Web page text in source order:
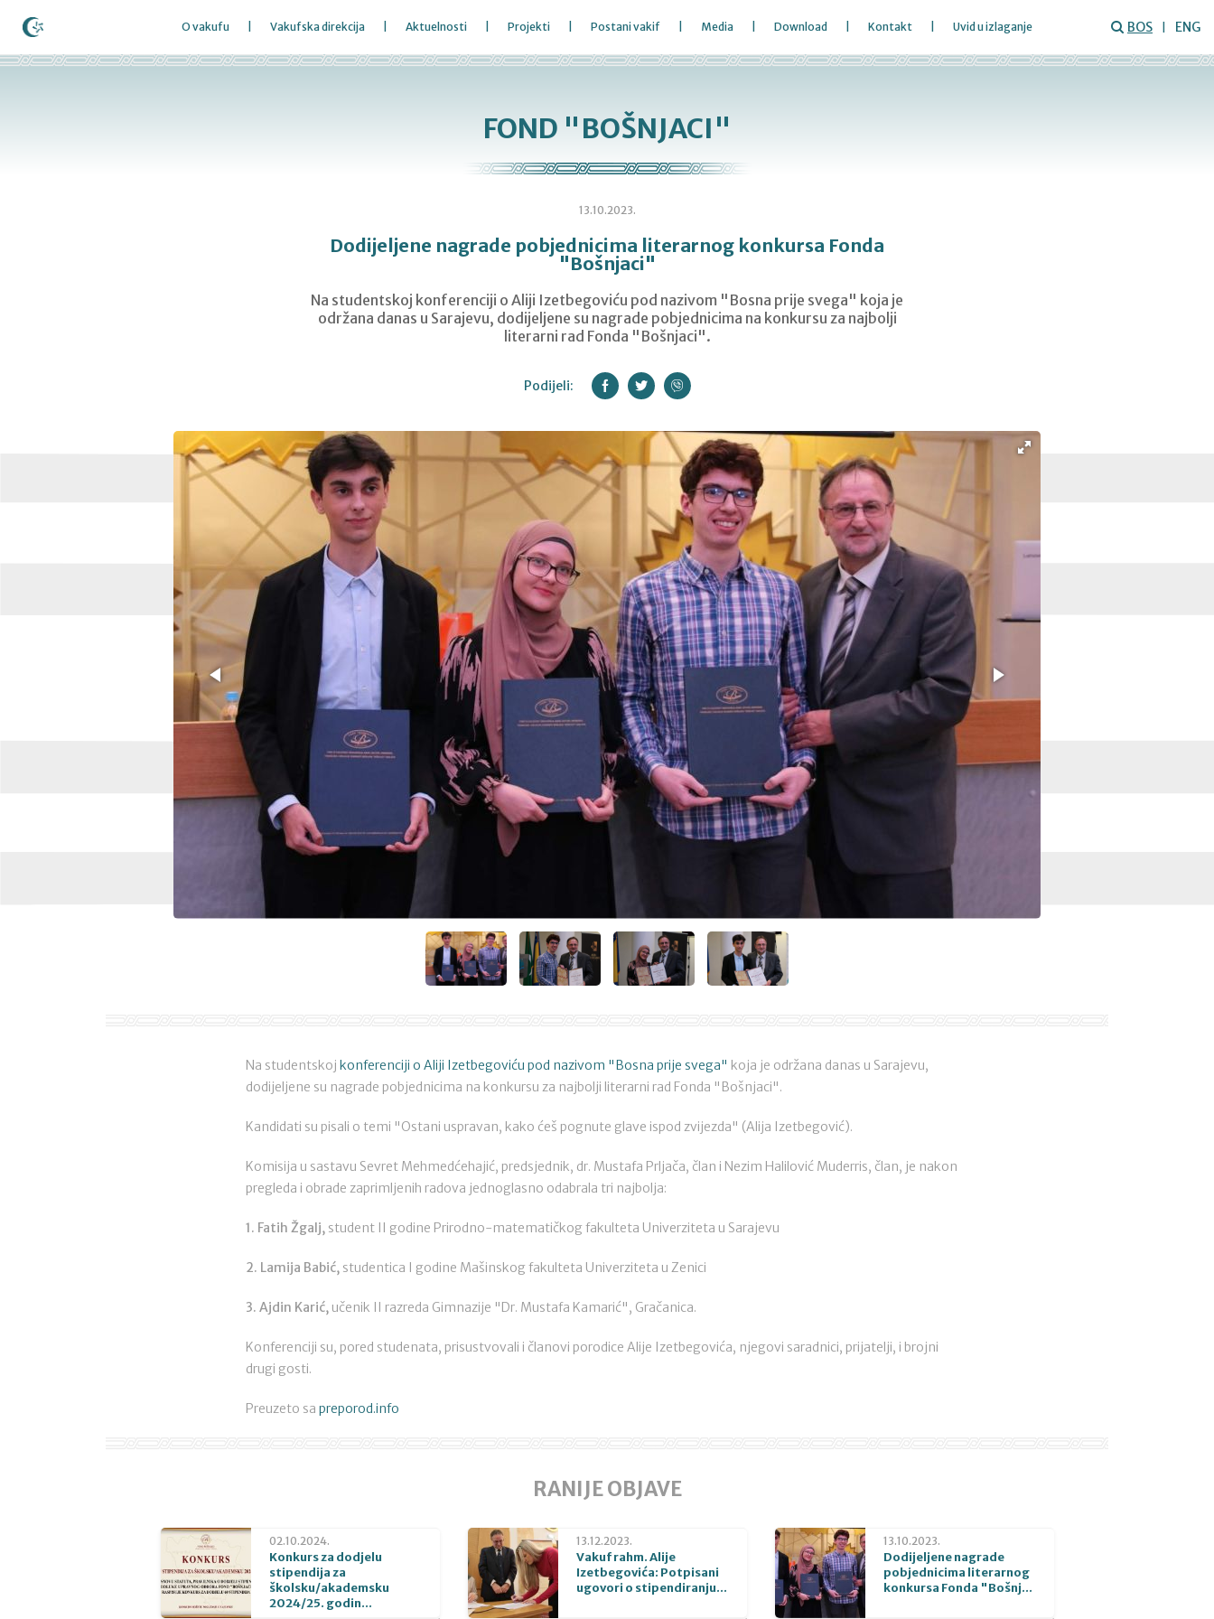
O vakufu Vakufska direkcija Aktuelnosti Projekti Postani vakif Media Download Kontakt Uvid u izlaganje BOS ENG
FOND "BOŠNJACI"
13.10.2023.
Dodijeljene nagrade pobjednicima literarnog konkursa Fonda
"Bošnjaci"
Na studentskoj konferenciji o Aliji Izetbegoviću pod nazivom "Bosna prije svega" koja je
održana danas u Sarajevu, dodijeljene su nagrade pobjednicima na konkursu za najbolji
literarni rad Fonda "Bošnjaci".
Podijeli:
Na studentskoj konferenciji o Aliji Izetbegoviću pod nazivom "Bosna prije svega" koja je održana danas u Sarajevu,
dodijeljene su nagrade pobjednicima na konkursu za najbolji literarni rad Fonda "Bošnjaci".
Kandidati su pisali o temi "Ostani uspravan, kako ćeš pognute glave ispod zvijezda" (Alija Izetbegović).
Komisija u sastavu Sevret Mehmedćehajić, predsjednik, dr. Mustafa Prljača, član i Nezim Halilović Muderris, član, je nakon
pregleda i obrade zaprimljenih radova jednoglasno odabrala tri najbolja:
1. Fatih Žgalj, student II godine Prirodno-matematičkog fakulteta Univerziteta u Sarajevu
2. Lamija Babić, studentica I godine Mašinskog fakulteta Univerziteta u Zenici
3. Ajdin Karić, učenik II razreda Gimnazije "Dr. Mustafa Kamarić", Gračanica.
Konferenciji su, pored studenata, prisustvovali i članovi porodice Alije Izetbegovića, njegovi saradnici, prijatelji, i brojni
drugi gosti.
Preuzeto sa preporod.info
RANIJE OBJAVE
02.10.2024.
Konkurs za dodjelu
stipendija za
školsku/akademsku
2024/25. godin...
13.12.2023.
Vakuf rahm. Alije
Izetbegovića: Potpisani
ugovori o stipendiranju...
13.10.2023.
Dodijeljene nagrade
pobjednicima literarnog
konkursa Fonda "Bošnj...